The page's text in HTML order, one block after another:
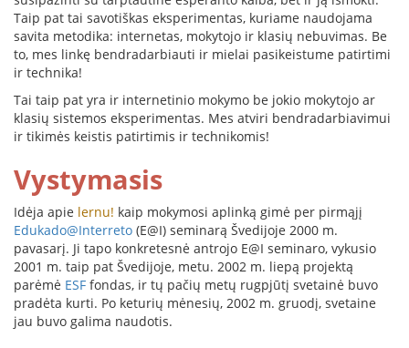
Taip pat tai savotiškas eksperimentas, kuriame naudojama
savita metodika: internetas, mokytojo ir klasių nebuvimas. Be
to, mes linkę bendradarbiauti ir mielai pasikeistume patirtimi
ir technika!
Tai taip pat yra ir internetinio mokymo be jokio mokytojo ar
klasių sistemos eksperimentas. Mes atviri bendradarbiavimui
ir tikimės keistis patirtimis ir technikomis!
Vystymasis
Idėja apie lernu! kaip mokymosi aplinką gimė per pirmąjį
Edukado@Interreto (E@I) seminarą Švedijoje 2000 m.
pavasarį. Ji tapo konkretesnė antrojo E@I seminaro, vykusio
2001 m. taip pat Švedijoje, metu. 2002 m. liepą projektą
parėmė ESF fondas, ir tų pačių metų rugpjūtį svetainė buvo
pradėta kurti. Po keturių mėnesių, 2002 m. gruodį, svetaine
jau buvo galima naudotis.